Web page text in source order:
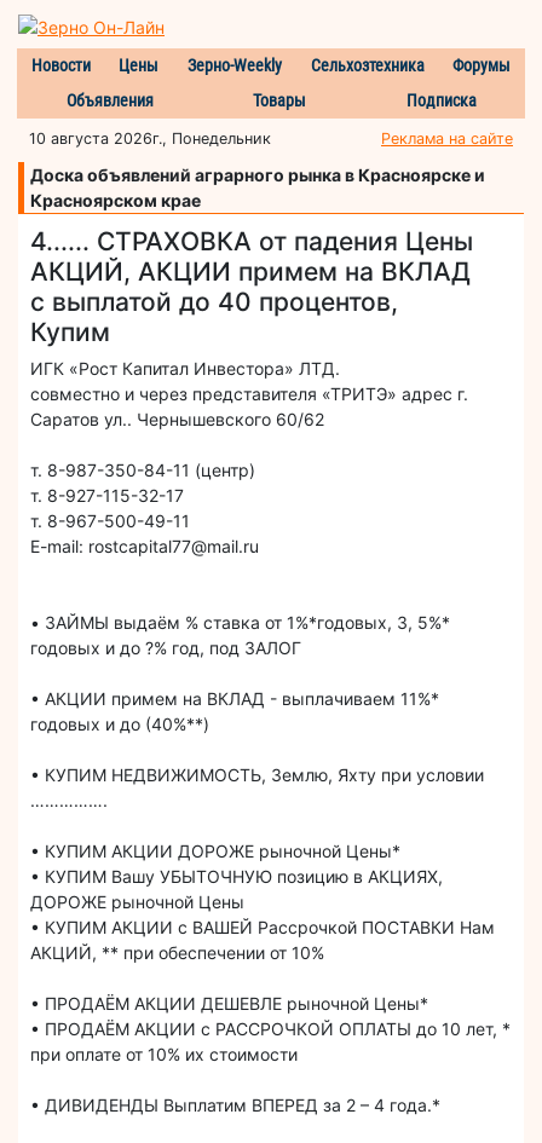
Новости Цены Зерно-Weekly Сельхозтехника
Форумы
Объявления
Товары Подписка
10 августа 2026г., Понедельник Реклама на сайте
Доска объявлений аграрного рынка в Красноярске и
Красноярском крае
4...... СТРАХОВКА от падения Цены
АКЦИЙ, АКЦИИ примем на ВКЛАД
с выплатой до 40 процентов,
Купим
ИГК «Рост Капитал Инвестора» ЛТД.
совместно и через представителя «ТРИТЭ» адрес г.
Саратов ул.. Чернышевского 60/62
т. 8-987-350-84-11 (центр)
т. 8-927-115-32-17
т. 8-967-500-49-11
E-mail: rostсapital77@mail.ru
• ЗАЙМЫ выдаём % ставка от 1%*годовых, 3, 5%*
годовых и до ?% год, под ЗАЛОГ
• АКЦИИ примем на ВКЛАД - выплачиваем 11%*
годовых и до (40%**)
• КУПИМ НЕДВИЖИМОСТЬ, Землю, Яхту при условии
…………….
• КУПИМ АКЦИИ ДОРОЖЕ рыночной Цены*
• КУПИМ Вашу УБЫТОЧНУЮ позицию в АКЦИЯХ,
ДОРОЖЕ рыночной Цены
• КУПИМ АКЦИИ с ВАШЕЙ Рассрочкой ПОСТАВКИ Нам
АКЦИЙ, ** при обеспечении от 10%
• ПРОДАЁМ АКЦИИ ДЕШЕВЛЕ рыночной Цены*
• ПРОДАЁМ АКЦИИ с РАССРОЧКОЙ ОПЛАТЫ до 10 лет, *
при оплате от 10% их стоимости
• ДИВИДЕНДЫ Выплатим ВПЕРЕД за 2 – 4 года.*